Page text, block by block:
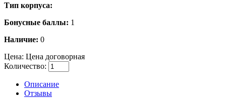
Тип корпуса:
Бонусные баллы: 1
Наличие: 0
Цена: Цена договорная
Количество:
Описание
Отзывы